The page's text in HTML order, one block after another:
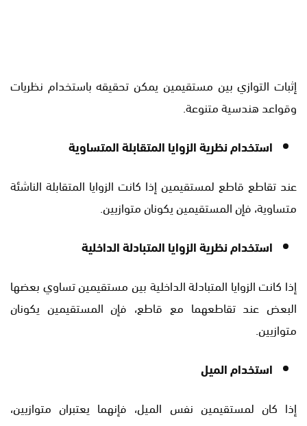
إثبات التوازي بين مستقيمين يمكن تحقيقه باستخدام نظريات
وقواعد هندسية متنوعة.
استخدام نظرية الزوايا المتقابلة المتساوية
عند تقاطع قاطع لمستقيمين إذا كانت الزوايا المتقابلة الناشئة
متساوية، فإن المستقيمين يكونان متوازيين.
استخدام نظرية الزوايا المتبادلة الداخلية
إذا كانت الزوايا المتبادلة الداخلية بين مستقيمين تساوي بعضها
البعض عند تقاطعهما مع قاطع، فإن المستقيمين يكونان
متوازيين.
استخدام الميل
إذا كان لمستقيمين نفس الميل، فإنهما يعتبران متوازيين،